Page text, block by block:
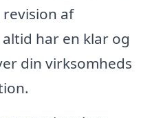
af
har en klar og
din virksomheds